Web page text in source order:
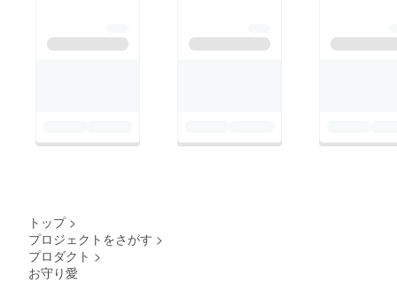
トップ >
プロジェクトをさがす >
プロダクト >
お守り愛